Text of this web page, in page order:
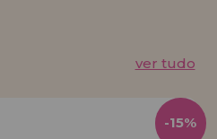
ver tudo
-15%